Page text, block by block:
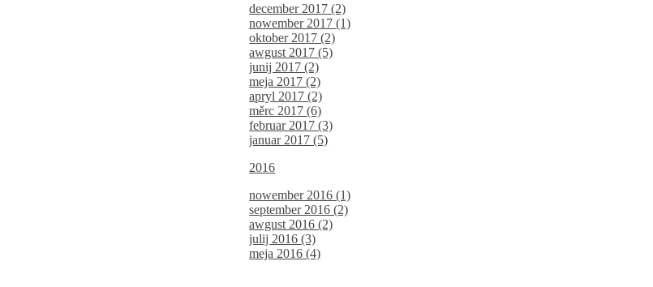
december 2017 (2)
nowember 2017 (1)
oktober 2017 (2)
awgust 2017 (5)
junij 2017 (2)
meja 2017 (2)
apryl 2017 (2)
měrc 2017 (6)
februar 2017 (3)
januar 2017 (5)
2016
nowember 2016 (1)
september 2016 (2)
awgust 2016 (2)
julij 2016 (3)
meja 2016 (4)